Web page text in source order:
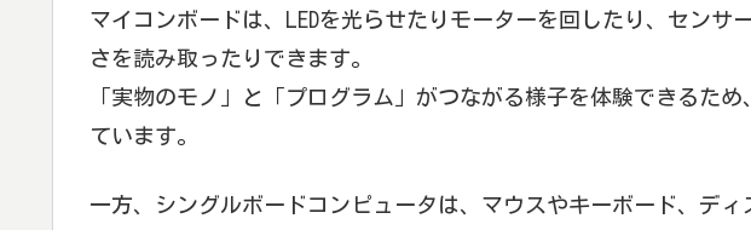
マイコンボードは、LEDを光らせたりモーターを回したり、センサ
さを読み取ったりできます。
「実物のモノ」と「プログラム」がつながる様子を体験できるた
ています。
一方、シングルボードコンピュータは、マウスやキーボード、デ